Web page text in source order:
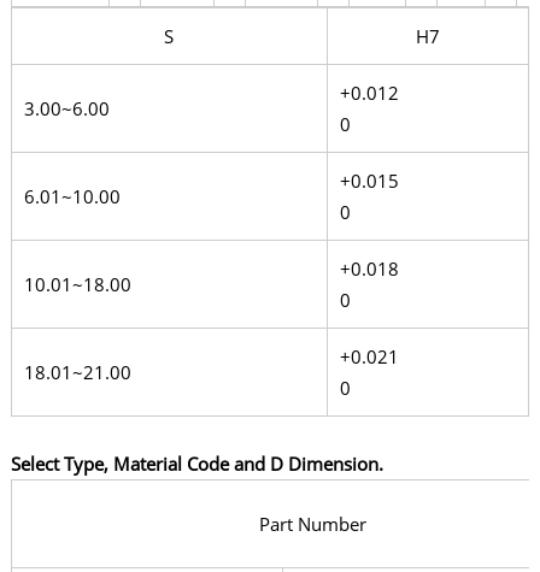
S H7
3.00~6.00
+0.012
0
6.01~10.00
+0.015
0
10.01~18.00
+0.018
0
18.01~21.00
+0.021
0
Select Type, Material Code and D Dimension.
Part Number